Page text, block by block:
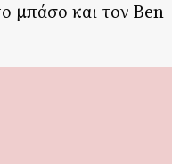
μπάσο και τον Ben